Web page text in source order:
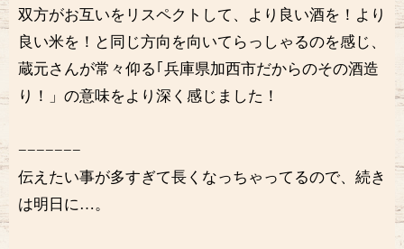
双方がお互いをリスペクトして、より良い酒を！より
良い米を！と同じ方向を向いてらっしゃるのを感じ、
蔵元さんが常々仰る｢兵庫県加西市だからのその酒造
り！」の意味をより深く感じました！
−−−−−−−
伝えたい事が多すぎて長くなっちゃってるので、続き
は明日に…。